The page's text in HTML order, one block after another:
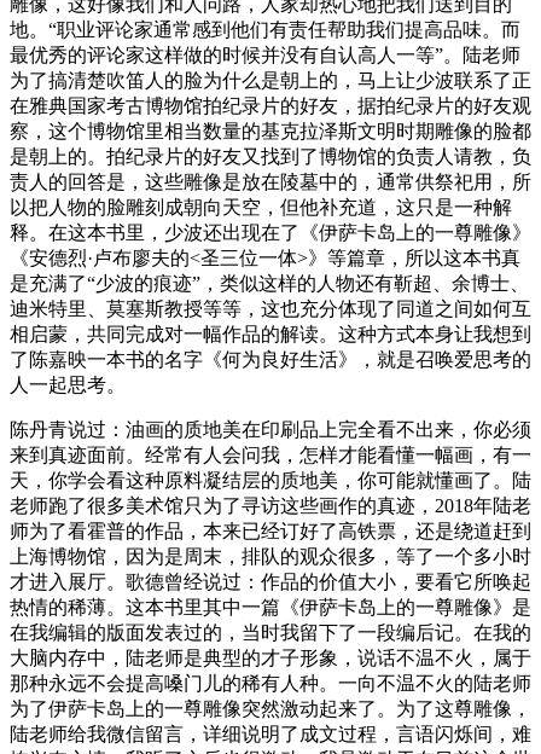
雕像，这好像我们和人问路，人家却热心地把我们送到目的
地。“职业评论家通常感到他们有责任帮助我们提高品味。而
最优秀的评论家这样做的时候并没有自认高人一等”。陆老师
为了搞清楚吹笛人的脸为什么是朝上的，马上让少波联系了正
在雅典国家考古博物馆拍纪录片的好友，据拍纪录片的好友观
察，这个博物馆里相当数量的基克拉泽斯文明时期雕像的脸都
是朝上的。拍纪录片的好友又找到了博物馆的负责人请教，负
责人的回答是，这些雕像是放在陵墓中的，通常供祭祀用，所
以把人物的脸雕刻成朝向天空，但他补充道，这只是一种解
释。在这本书里，少波还出现在了《伊萨卡岛上的一尊雕像》
《安德烈·卢布廖夫的<圣三位一体>》等篇章，所以这本书真
是充满了“少波的痕迹”，类似这样的人物还有靳超、余博士、
迪米特里、莫塞斯教授等等，这也充分体现了同道之间如何互
相启蒙，共同完成对一幅作品的解读。这种方式本身让我想到
了陈嘉映一本书的名字《何为良好生活》，就是召唤爱思考的
人一起思考。
陈丹青说过：油画的质地美在印刷品上完全看不出来，你必须
来到真迹面前。经常有人会问我，怎样才能看懂一幅画，有一
天，你学会看这种原料凝结层的质地美，你可能就懂画了。陆
老师跑了很多美术馆只为了寻访这些画作的真迹，2018年陆老
师为了看霍普的作品，本来已经订好了高铁票，还是绕道赶到
上海博物馆，因为是周末，排队的观众很多，等了一个多小时
才进入展厅。歌德曾经说过：作品的价值大小，要看它所唤起
热情的稀薄。这本书里其中一篇《伊萨卡岛上的一尊雕像》是
在我编辑的版面发表过的，当时我留下了一段编后记。在我的
大脑内存中，陆老师是典型的才子形象，说话不温不火，属于
那种永远不会提高嗓门儿的稀有人种。一向不温不火的陆老师
为了伊萨卡岛上的一尊雕像突然激动起来了。为了这尊雕像，
陆老师给我微信留言，详细说明了成文过程，言语闪烁间，难